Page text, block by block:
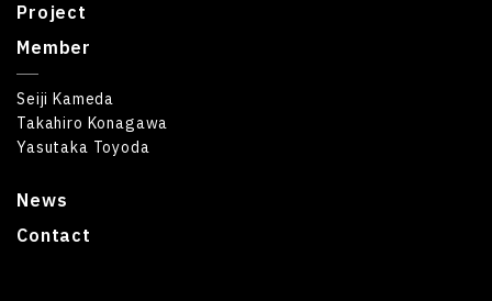
News
Project
Member
Seiji Kameda
Takahiro Konagawa
Yasutaka Toyoda
Contact